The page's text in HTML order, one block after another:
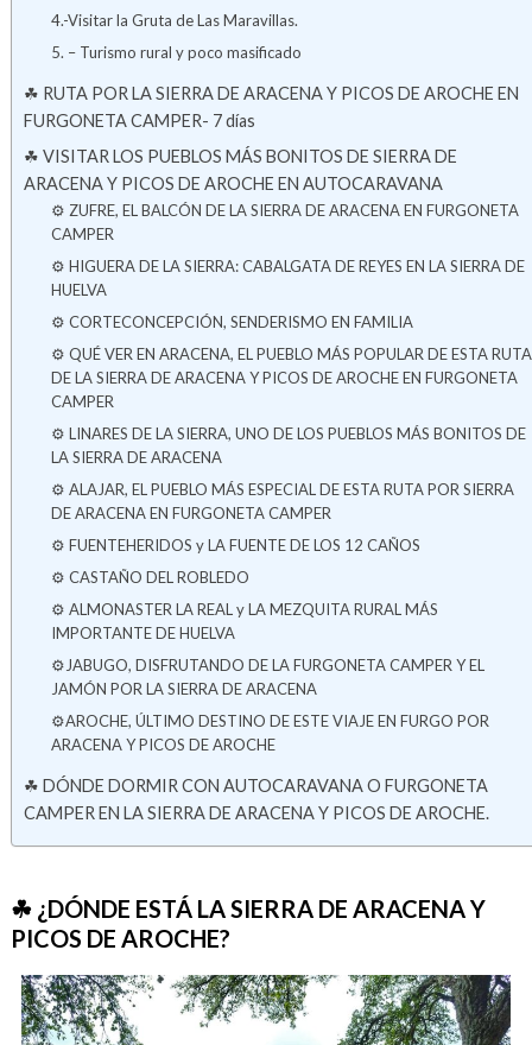
4.-Visitar la Gruta de Las Maravillas.
5. – Turismo rural y poco masificado
☘ RUTA POR LA SIERRA DE ARACENA Y PICOS DE AROCHE EN
FURGONETA CAMPER- 7 días
☘ VISITAR LOS PUEBLOS MÁS BONITOS DE SIERRA DE
ARACENA Y PICOS DE AROCHE EN AUTOCARAVANA
⚙ ZUFRE, EL BALCÓN DE LA SIERRA DE ARACENA EN FURGONETA
CAMPER
⚙ HIGUERA DE LA SIERRA: CABALGATA DE REYES EN LA SIERRA DE
HUELVA
⚙ CORTECONCEPCIÓN, SENDERISMO EN FAMILIA
⚙ QUÉ VER EN ARACENA, EL PUEBLO MÁS POPULAR DE ESTA RUTA
DE LA SIERRA DE ARACENA Y PICOS DE AROCHE EN FURGONETA
CAMPER
⚙ LINARES DE LA SIERRA, UNO DE LOS PUEBLOS MÁS BONITOS DE
LA SIERRA DE ARACENA
⚙ ALAJAR, EL PUEBLO MÁS ESPECIAL DE ESTA RUTA POR SIERRA
DE ARACENA EN FURGONETA CAMPER
⚙ FUENTEHERIDOS y LA FUENTE DE LOS 12 CAÑOS
⚙ CASTAÑO DEL ROBLEDO
⚙ ALMONASTER LA REAL y LA MEZQUITA RURAL MÁS
IMPORTANTE DE HUELVA
⚙JABUGO, DISFRUTANDO DE LA FURGONETA CAMPER Y EL
JAMÓN POR LA SIERRA DE ARACENA
⚙AROCHE, ÚLTIMO DESTINO DE ESTE VIAJE EN FURGO POR
ARACENA Y PICOS DE AROCHE
☘ DÓNDE DORMIR CON AUTOCARAVANA O FURGONETA
CAMPER EN LA SIERRA DE ARACENA Y PICOS DE AROCHE.
☘ ¿DÓNDE ESTÁ LA SIERRA DE ARACENA Y
PICOS DE AROCHE?